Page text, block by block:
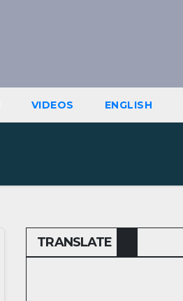
VIDEOS ENGLISH
TRANSLATE